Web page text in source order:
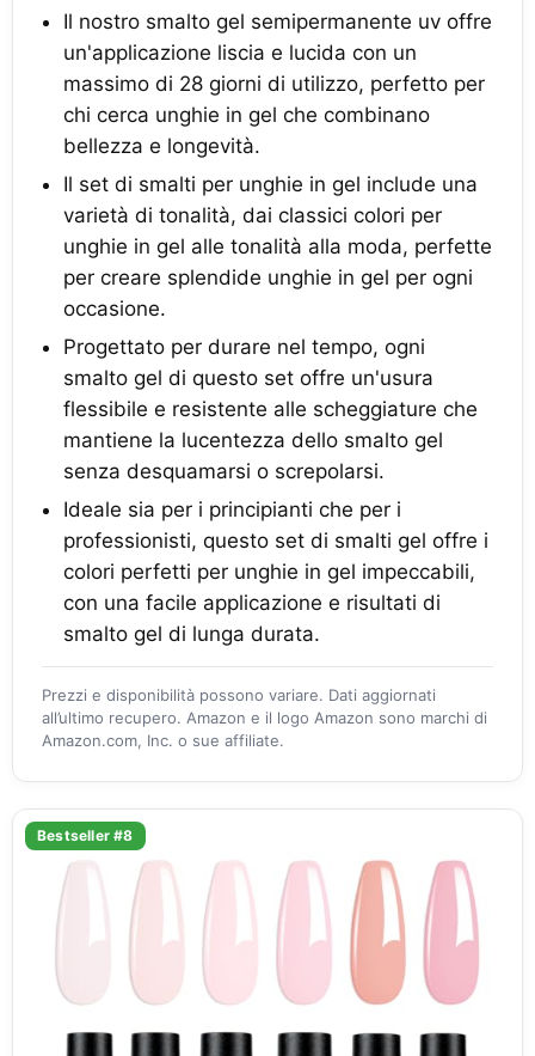
Il nostro smalto gel semipermanente uv offre
un'applicazione liscia e lucida con un
massimo di 28 giorni di utilizzo, perfetto per
chi cerca unghie in gel che combinano
bellezza e longevità.
Il set di smalti per unghie in gel include una
varietà di tonalità, dai classici colori per
unghie in gel alle tonalità alla moda, perfette
per creare splendide unghie in gel per ogni
occasione.
Progettato per durare nel tempo, ogni
smalto gel di questo set offre un'usura
flessibile e resistente alle scheggiature che
mantiene la lucentezza dello smalto gel
senza desquamarsi o screpolarsi.
Ideale sia per i principianti che per i
professionisti, questo set di smalti gel offre i
colori perfetti per unghie in gel impeccabili,
con una facile applicazione e risultati di
smalto gel di lunga durata.
Prezzi e disponibilità possono variare. Dati aggiornati
all’ultimo recupero. Amazon e il logo Amazon sono marchi di
Amazon.com, Inc. o sue affiliate.
Bestseller #8